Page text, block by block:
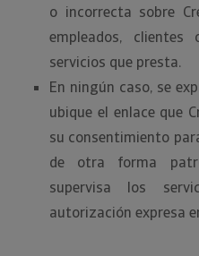
o incorrecta sobre
empleados,
servicios que presta.
En ningún caso, se
ubique el enlace que
su consentimiento
de otra forma
supervisa los
autorización expresa